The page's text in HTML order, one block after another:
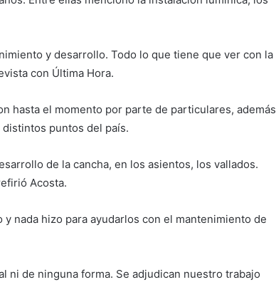
y desarrollo. Todo lo que tiene que ver con la
con Última Hora.
hasta el momento por parte de particulares, además
puntos del país.
de la cancha, en los asientos, los vallados.
Acosta.
nada hizo para ayudarlos con el mantenimiento de
ni de ninguna forma. Se adjudican nuestro trabajo